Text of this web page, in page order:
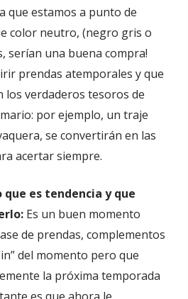
que estamos a punto de
color neutro, (negro gris o
serían una buena compra!
prendas atemporales y que
los verdaderos tesoros de
por ejemplo, un traje
se convertirán en las
acertar siempre.
es tendencia y que
Es un buen momento
de prendas, complementos
del momento pero que
la próxima temporada